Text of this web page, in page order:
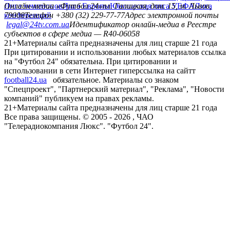
Лига чемпионовЛига ЕвропыЮношеская лига УЕФАЛига
конференций
Онлайн-медиа «Футбол 24»пл. Галицкая, дом. 15, м. Львов,
79008Телефон +380 (32) 229-77-77Адрес электронной почты
legal@24tv.com.uaИдентификатор онлайн-медиа в Реестре
субъектов в сфере медиа — R40-06058
21+Материалы сайта предназначены для лиц старше 21 года
При цитировании и использовании любых материалов ссылка
на "Футбол 24" обязательна. При цитировании и
использовании в сети Интернет гиперссылка на сайтт
football24.ua
обязательное. Материалы со знаком
"Спецпроект", "Партнерский материал", "Реклама", "Новости
компаний" публикуем на правах рекламы.
21+Материалы сайта предназначены для лиц старше 21 года
Все права защищены. © 2005 - 2026 , ЧАО
"Телерадиокомпания Люкс". "Футбол 24".